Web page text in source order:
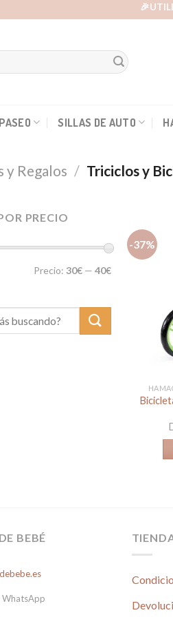
SILLAS DE AUTO
y Regalos / Triciclos y
PRECIO
Precio: 30€— 40€
-37%
BEBÉ